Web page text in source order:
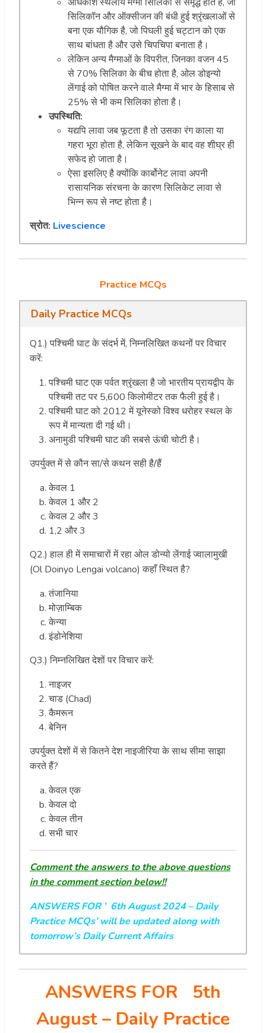
सिलिकॉन और ऑक्सीजन की बंधी हुई श्रृंखलाओं से
बना एक यौगिक है, जो पिघली हुई चट्टान को एक
साथ बांधता है और उसे चिपचिपा बनाता है।
लेकिन अन्य मैग्माओं के विपरीत, जिनका वजन 45
से 70% सिलिका के बीच होता है, ओल डोइन्यो
लेंगाई को पोषित करने वाले मैग्मा में भार के हिसाब से
25% से भी कम सिलिका होता है।
उपस्थिति:
यद्यपि लावा जब फूटता है तो उसका रंग काला या
गहरा भूरा होता है, लेकिन सूखने के बाद वह शीघ्र ही
सफेद हो जाता है।
ऐसा इसलिए है क्योंकि कार्बोनेट लावा अपनी
रासायनिक संरचना के कारण सिलिकेट लावा से
भिन्न रूप से नष्ट होता है।
स्रोत: Livescience
Practice MCQs
Daily Practice MCQs
Q1.) पश्चिमी घाट के संदर्भ में, निम्नलिखित कथनों पर विचार
करें:
पश्चिमी घाट एक पर्वत श्रृंखला है जो भारतीय प्रायद्वीप के
पश्चिमी तट पर 5,600 किलोमीटर तक फैली हुई है।
पश्चिमी घाट को 2012 में यूनेस्को विश्व धरोहर स्थल के
रूप में मान्यता दी गई थी।
अनामुडी पश्चिमी घाट की सबसे ऊंची चोटी है।
उपर्युक्त में से कौन सा/से कथन सही है/हैं
केवल 1
केवल 1 और 2
केवल 2 और 3
1,2 और 3
Q2.) हाल ही में समाचारों में रहा ओल डोन्यो लेंगाई ज्वालामुखी
(Ol Doinyo Lengai volcano) कहाँ स्थित है?
तंजानिया
मोज़ाम्बिक
केन्या
इंडोनेशिया
Q3.) निम्नलिखित देशों पर विचार करें:
नाइजर
चाड (Chad)
कैमरून
बेनिन
उपर्युक्त देशों में से कितने देश नाइजीरिया के साथ सीमा साझा
करते हैं?
केवल एक
केवल दो
केवल तीन
सभी चार
Comment the answers to the above questions
in the comment section below!!
ANSWERS FOR ’ 6th August 2024 – Daily
Practice MCQs’ will be updated along with
tomorrow’s Daily Current Affairs
ANSWERS FOR 5th
August– Daily Practice